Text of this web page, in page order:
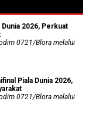
2026, Perkuat
0721/Blora melalui
Piala Dunia 2026,
0721/Blora melalui